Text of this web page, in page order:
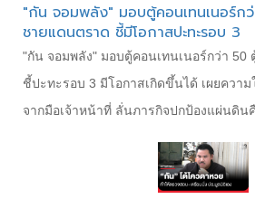
"กัน จอมพลัง" มอบตู้คอนเทนเนอร์ก
ชายแดนตราด ชี้มีโอกาสปะทะรอบ 3
"กัน จอมพลัง" มอบตู้คอนเทนเนอร์กว่า 50
ชี้ปะทะรอบ 3 มีโอกาสเกิดขึ้นได้ เผยควา
จากมือเจ้าหน้าที่ ลั่นภารกิจปกป้องแผ่นดิน